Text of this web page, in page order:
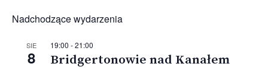
Nadchodzące wydarzenia
SIE
8
19:00 -21:00
Bridgertonowie nad Kanałem